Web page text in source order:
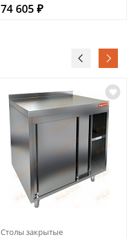
74 605 ₽
Столы закрытые